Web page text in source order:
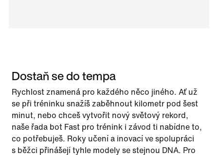
Dostaň se do tempa
Rychlost znamená pro každého něco jiného. Ať už
se při tréninku snažíš zaběhnout kilometr pod šest
minut, nebo chceš vytvořit nový světový rekord,
naše řada bot Fast pro trénink i závod ti nabídne to,
co potřebuješ. Roky učení a inovací ve spolupráci
s běžci přinášejí tyhle modely se stejnou DNA. Pro